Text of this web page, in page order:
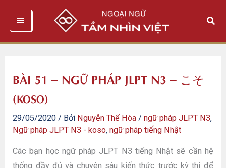
Tìm
BÀI 51 – NGỮ PHÁP JLPT N3 – こそ
(KOSO)
29/05/2020 / Bởi Nguyễn Thế Hòa /ngữ pháp JLPT N3,
Ngữ pháp JLPT N3 - koso,ngữ pháp tiếng Nhật
Các bạn học ngữ pháp JLPT N3 tiếng Nhật sẽ cần hệ
thống đầy đủ và chuyên sâu kiến thức trước kỳ thi để